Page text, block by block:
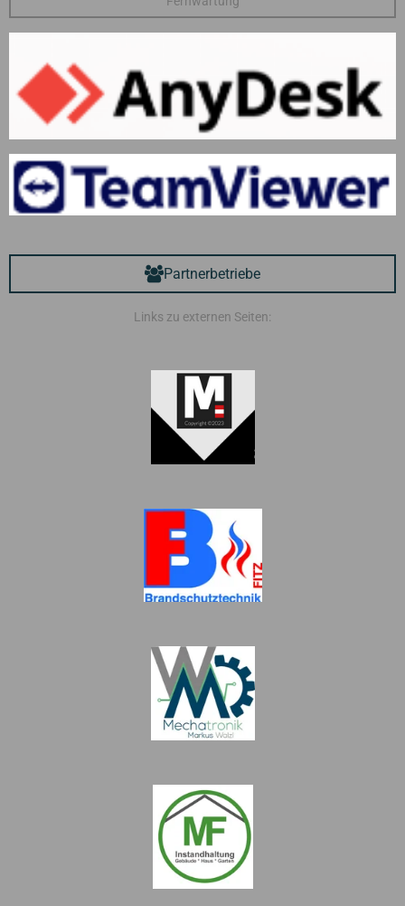
Partnerbetriebe
Links zu externen Seiten: